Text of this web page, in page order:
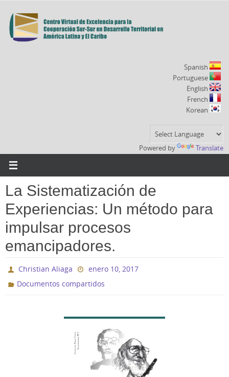
contenido
Spanish
Portuguese
English
French
Korean
Powered by Translate
La Sistematización de
Experiencias: Un método para
impulsar procesos
emancipadores.
Christian Aliaga
enero 10, 2017
Documentos compartidos